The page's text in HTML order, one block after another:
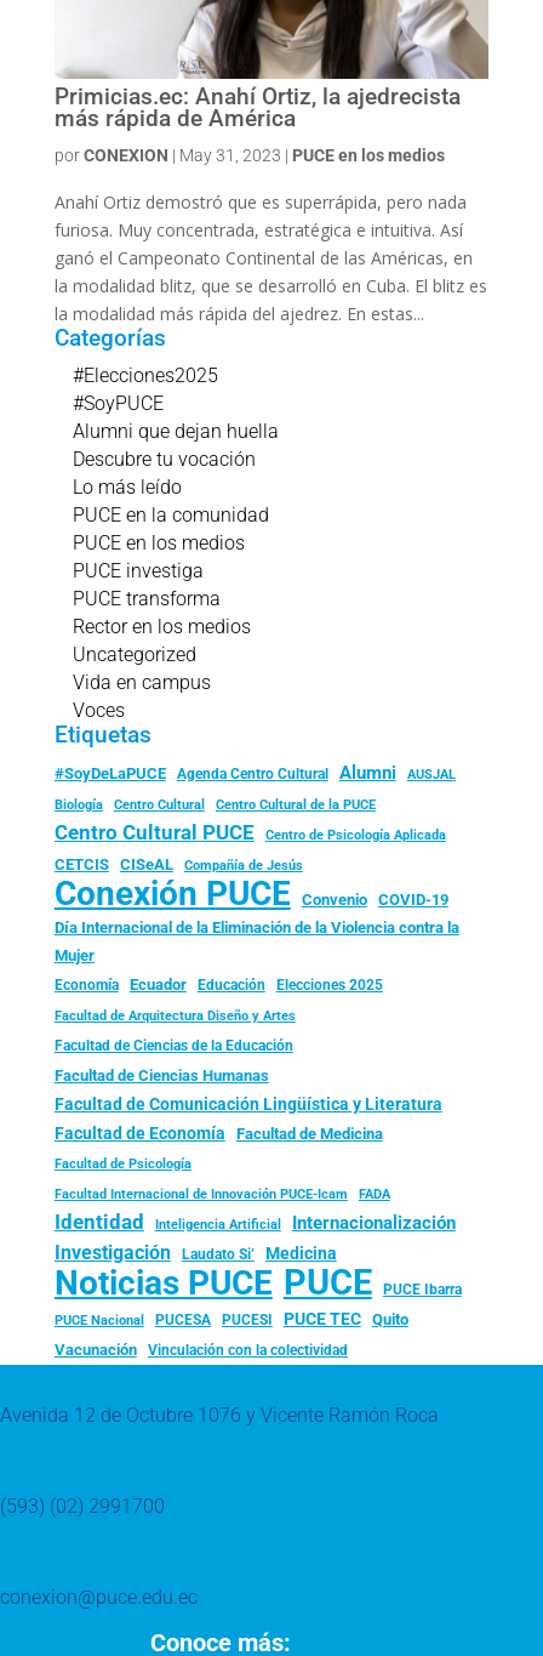
Primicias.ec: Anahí Ortiz, la ajedrecista
más rápida de América
porCONEXION | May 31, 2023 | PUCE en los medios
Anahí Ortiz demostró que es superrápida, pero nada
furiosa. Muy concentrada, estratégica e intuitiva. Así
ganó el Campeonato Continental de las Américas, en
la modalidad blitz, que se desarrolló en Cuba. El blitz es
la modalidad más rápida del ajedrez. En estas...
Categorías
#Elecciones2025
#SoyPUCE
Alumni que dejan huella
Descubre tu vocación
Lo más leído
PUCE en la comunidad
PUCE en los medios
PUCE investiga
PUCE transforma
Rector en los medios
Uncategorized
Vida en campus
Voces
Etiquetas
#SoyDeLaPUCE Agenda Centro Cultural Alumni
AUSJAL
Biología
Centro Cultural Centro Cultural de la PUCE
Centro Cultural PUCE Centro de Psicología Aplicada
CETCIS CISeAL Compañía de Jesús
Conexión PUCE Convenio
COVID-19
Día Internacional de la Eliminación de la Violencia contra la
Mujer
Economía Ecuador Educación Elecciones 2025
Facultad de Arquitectura Diseño y Artes
Facultad de Ciencias de la Educación
Facultad de Ciencias Humanas
Facultad de Comunicación Lingüística y Literatura
Facultad de Economía Facultad de Medicina
Facultad de Psicología
Facultad Internacional de Innovación PUCE-Icam FADA
Identidad Inteligencia Artificial Internacionalización
Investigación Laudato Si’ Medicina
Noticias PUCE PUCE PUCE Ibarra
PUCE Nacional PUCESA PUCESI PUCE TEC
Quito
Vacunación
Vinculación con la colectividad
Avenida 12 de Octubre 1076 y Vicente Ramón Roca
(593) (02) 2991700
conexion@puce.edu.ec
Conoce más: